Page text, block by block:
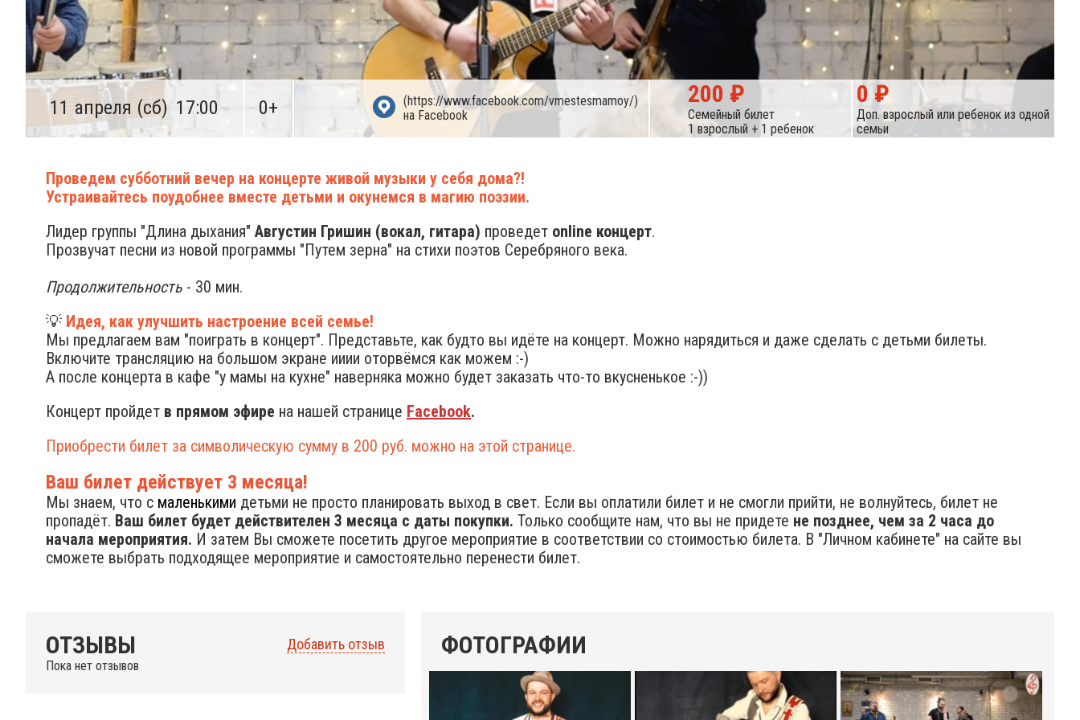
11 апреля (сб) 17:00 0+
(https://www.facebook.com/vmestesmamoy/)
на Facebook
200 ₽
Семейный билет
1 взрослый + 1 ребенок
0 ₽
Доп. взрослый или ребенок из одной
семьи
Проведем субботний вечер на концерте живой музыки у себя дома?!
Устраивайтесь поудобнее вместе детьми и окунемся в магию поэзии.
Лидер группы "Длина дыхания" Августин Гришин (вокал, гитара) проведет online концерт.
Прозвучат песни из новой программы "Путем зерна" на стихи поэтов Серебряного века.
Продолжительность - 30 мин.
💡 Идея, как улучшить настроение всей семье!
Мы предлагаем вам "поиграть в концерт". Представьте, как будто вы идёте на концерт. Можно нарядиться и даже сделать с детьми билеты.
Включите трансляцию на большом экране ииии оторвёмся как можем :-)
А после концерта в кафе "у мамы на кухне" наверняка можно будет заказать что-то вкусненькое :-))
Концерт пройдет в прямом эфире на нашей странице Facebook.
Приобрести билет за символическую сумму в 200 руб. можно на этой странице.
Ваш билет действует 3 месяца!
Мы знаем, что с маленькими детьми не просто планировать выход в свет. Если вы оплатили билет и не смогли прийти, не волнуйтесь, билет не
пропадёт. Ваш билет будет действителен 3 месяца с даты покупки. Только сообщите нам, что вы не придете не позднее, чем за 2 часа до
начала мероприятия. И затем Вы сможете посетить другое мероприятие в соответствии со стоимостью билета. В "Личном кабинете" на сайте вы
сможете выбрать подходящее мероприятие и самостоятельно перенести билет.
ОТЗЫВЫ Добавить отзыв
Пока нет отзывов
ФОТОГРАФИИ